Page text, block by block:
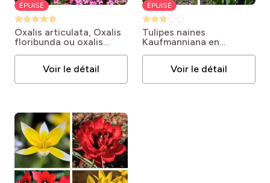
ÉPUISÉ
Oxalis articulata, Oxalis
floribunda ou oxalis
Voir le détail
ÉPUISÉ
Tulipes naines
Kaufmanniana en
Voir le détail